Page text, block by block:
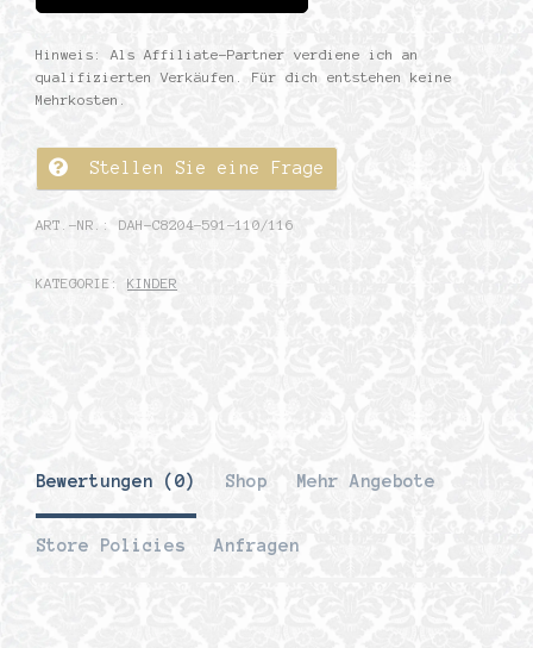
Hinweis: Als Affiliate-Partner verdiene ich an
qualifizierten Verkäufen. Für dich entstehen keine
Mehrkosten.
Stellen Sie eine Frage
ART.-NR.: DAH-C8204-591-110/116
KATEGORIE: KINDER
Bewertungen (0) Shop Mehr Angebote
Store Policies Anfragen